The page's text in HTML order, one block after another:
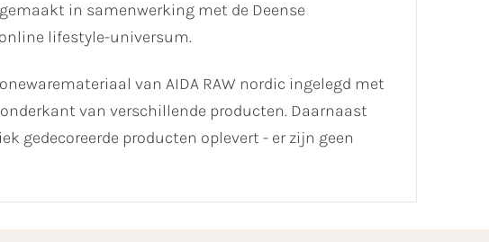
in samenwerking met de Deense
lifestyle-universum.
van AIDA RAW nordic ingelegd met
van verschillende producten. Daarnaast
gedecoreerde producten oplevert - er zijn geen